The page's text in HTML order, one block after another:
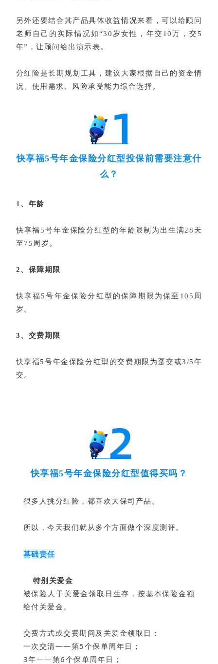
另外还要结合其产品具体收益情况来看，可以给顾问
老师自己的实际情况如“30岁女性，年交10万，交5
年”，让顾问给出演示表。
分红险是长期规划工具，建议大家根据自己的资金情
况、使用需求、风险承受能力综合选择。
快享福5号年金保险分红型投保前需要注意什
么？
1、年龄
快享福5号年金保险分红型的年龄限制为出生满28天
至75周岁。
2、保障期限
快享福5号年金保险分红型的保障期限为保至105周
岁。
3、交费期限
快享福5号年金保险分红型的交费期限为趸交或3/5年
交。
快享福5号年金保险分红型值得买吗？
很多人挑分红险，都喜欢大保司产品。
所以，今天我们就从多个方面做个深度测评。
基础责任
特别关爱金
被保险人于关爱金领取日生存，按基本保险金额
给付关爱金。
交费方式或交费期间及关爱金领取日：
一次交清——第5个保单周年日；
3年——第6个保单周年日；